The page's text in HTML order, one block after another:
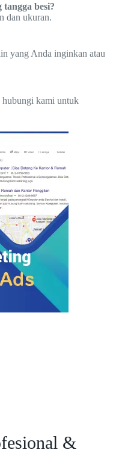
besi?
dan ukuran.
yang Anda inginkan atau
kami untuk
&